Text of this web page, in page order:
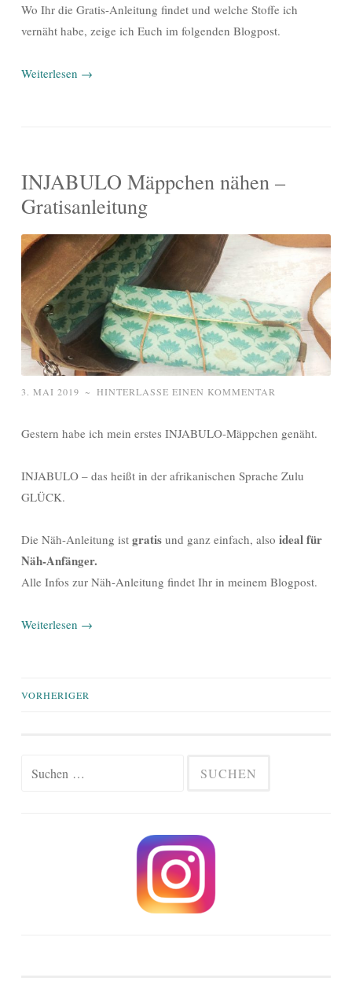
Wo Ihr die Gratis-Anleitung findet und welche Stoffe ich
vernäht habe, zeige ich Euch im folgenden Blogpost.
Weiterlesen →
INJABULO Mäppchen nähen –
Gratisanleitung
3. MAI 2019 ~ HINTERLASSE EINEN KOMMENTAR
Gestern habe ich mein erstes INJABULO-Mäppchen genäht.
INJABULO – das heißt in der afrikanischen Sprache Zulu
GLÜCK.
Die Näh-Anleitung ist gratis und ganz einfach, also ideal für
Näh-Anfänger.
Alle Infos zur Näh-Anleitung findet Ihr in meinem Blogpost.
Weiterlesen →
Beiträge-
VORHERIGER
Suchen